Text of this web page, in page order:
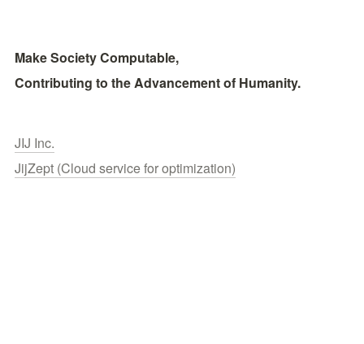
Make Society Computable,
Contributing to the Advancement of Humanity.
JIJ Inc.
JijZept (Cloud service for optimization)